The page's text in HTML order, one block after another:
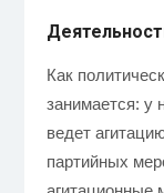
Как
занимается: у
ведет
партийных